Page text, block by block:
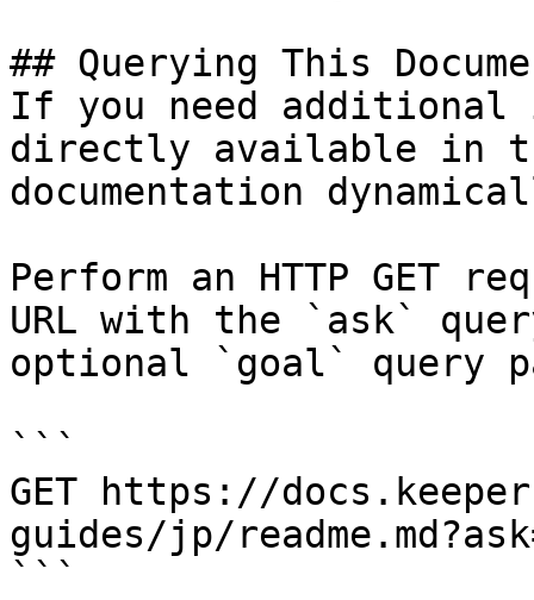
## Querying This
If you need
directly available in
documentation
Perform an HTTP GET
URL with the `ask`
optional `goal` query
```
GET https://
guides/jp/
```